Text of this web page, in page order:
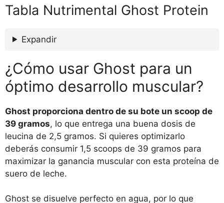
Tabla Nutrimental Ghost Protein
Expandir
¿Cómo usar Ghost para un
óptimo desarrollo muscular?
Ghost proporciona dentro de su bote un scoop de
39 gramos, lo que entrega una buena dosis de
leucina de 2,5 gramos. Si quieres optimizarlo
deberás consumir 1,5 scoops de 39 gramos para
maximizar la ganancia muscular con esta proteína de
suero de leche.
Ghost se disuelve perfecto en agua, por lo que